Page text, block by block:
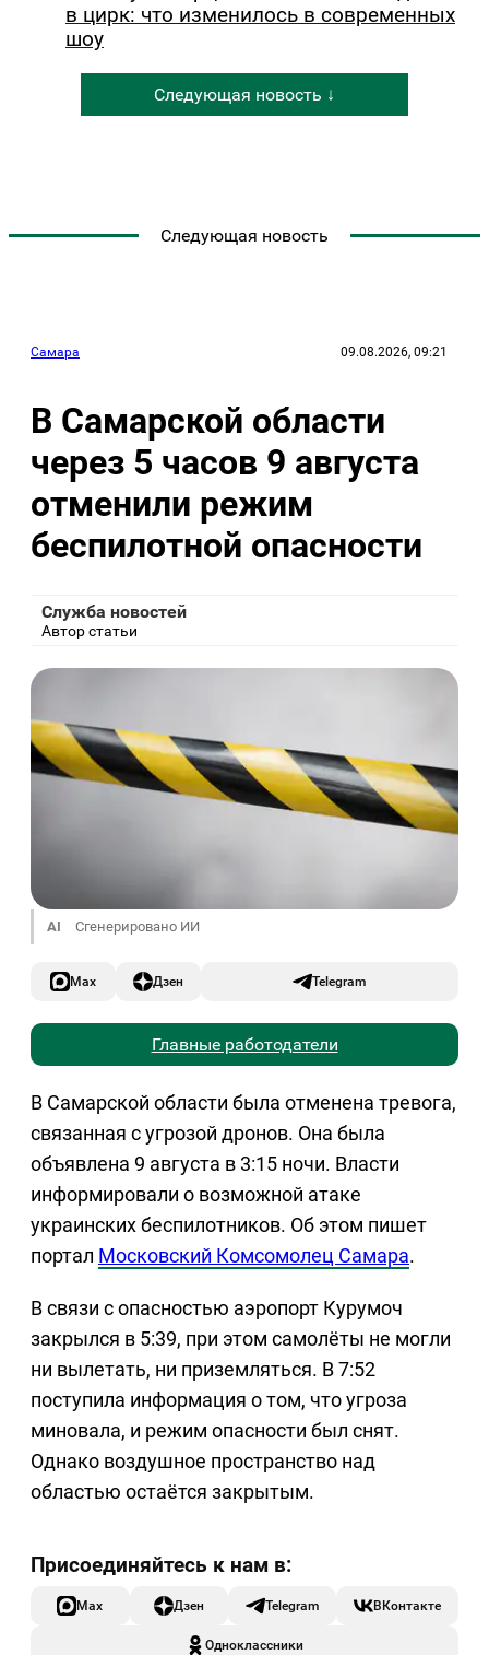
в цирк: что изменилось в современных
шоу
Следующая новость ↓
Следующая новость
Самара 09.08.2026, 09:21
В Самарской области
через 5 часов 9 августа
отменили режим
беспилотной опасности
Служба новостей
Автор статьи
AI Сгенерировано ИИ
Max Дзен Telegram
Главные работодатели
В Самарской области была отменена тревога,
связанная с угрозой дронов. Она была
объявлена 9 августа в 3:15 ночи. Власти
информировали о возможной атаке
украинских беспилотников. Об этом пишет
портал Московский Комсомолец Самара.
В связи с опасностью аэропорт Курумоч
закрылся в 5:39, при этом самолёты не могли
ни вылетать, ни приземляться. В 7:52
поступила информация о том, что угроза
миновала, и режим опасности был снят.
Однако воздушное пространство над
областью остаётся закрытым.
Max Дзен Telegram ВКонтакте
Одноклассники